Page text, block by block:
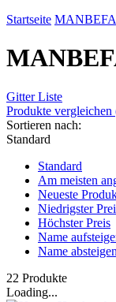
Startseite
GitterListe
Produkte vergleichen
Sortieren nach:
Standard
Standard
Am meisten
Neueste
Niedrigster
Höchster Preis
Name
Name
22 Produkte
Loading...